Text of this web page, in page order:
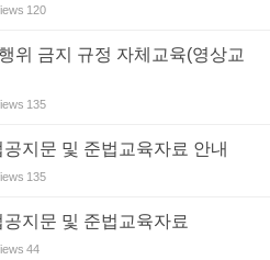
120
위 금지 규정 자체교육(영상교
135
지문 및 준법교육자료 안내
135
지문 및 준법교육자료
44
케치북5